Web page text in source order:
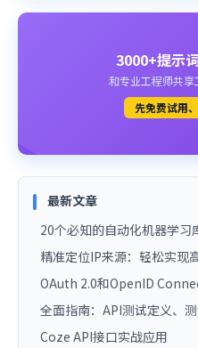
3000+提示
和专业工程师共
先免费试用
最新文章
20个必知的自动化机器学习
精准定位IP来源：轻松实现
OAuth 2.0和OpenID
全面指南：API测试定义、
Coze API接口实战应用